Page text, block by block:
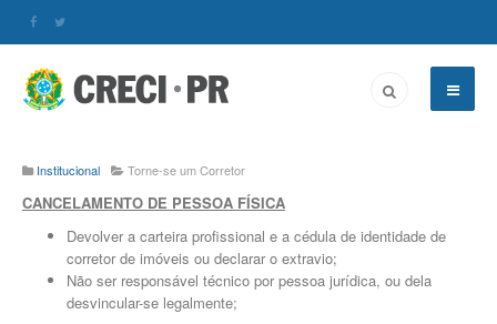
Institucional Torne-se um Corretor
CANCELAMENTO DE PESSOA FÍSICA
Devolver a carteira profissional e a cédula de identidade de
corretor de imóveis ou declarar o extravio;
Não ser responsável técnico por pessoa jurídica, ou dela
desvincular-se legalmente;